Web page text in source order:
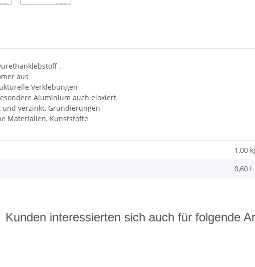
.
aus
Verklebungen
Aluminium auch eloxiert,
verzinkt, Grundierungen
Materialien, Kunststoffe
1,00
0,60 l
Kunden interessierten sich auch für folgende